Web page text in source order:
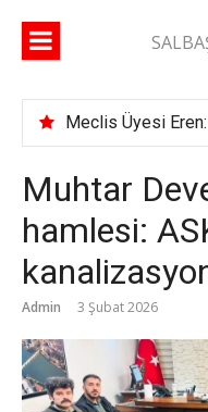
Muhtar
hamlesi:
Admin 3 Şubat 2026